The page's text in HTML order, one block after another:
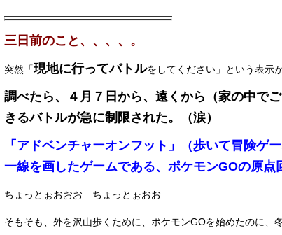
三日前のこと、、、、。
突然「現地に行ってバトルをしてください」という表示
調べたら、４月７日から、遠くから（家の中で
きるバトルが急に制限された。（涙）
「アドベンチャーオンフット」（歩いて冒険ゲ
一線を画したゲームである、ポケモンGOの原点
ちょっとぉおおお ちょっとぉおお
そもそも、外を沢山歩くために、ポケモンGOを始めたのに、